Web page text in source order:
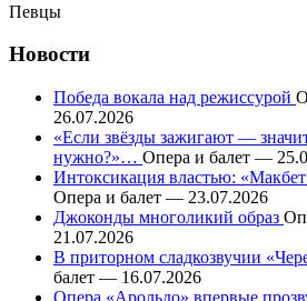
Певцы
Новости
Победа вокала над режиссурой
26.07.2026
«Если звёзды зажигают —
нужно?»… Опера и балет —
Интоксикация властью:
Опера и балет — 23.07.2026
Джоконды многоликий образ
21.07.2026
В приторном сладкозвучии
балет — 16.07.2026